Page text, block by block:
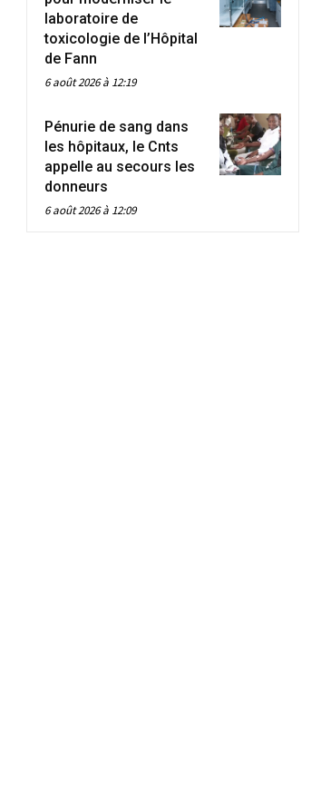
laboratoire de
toxicologie de l’Hôpital
de Fann
6 août 2026 à 12:19
Pénurie de sang dans
les hôpitaux, le Cnts
appelle au secours les
donneurs
6 août 2026 à 12:09